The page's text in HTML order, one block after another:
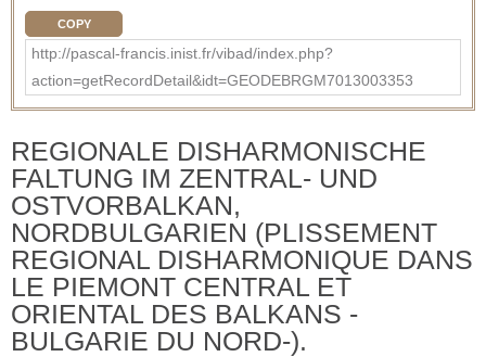
COPY
http://pascal-francis.inist.fr/vibad/index.php?
action=getRecordDetail&idt=GEODEBRGM7013003353
REGIONALE DISHARMONISCHE
FALTUNG IM ZENTRAL- UND
OSTVORBALKAN,
NORDBULGARIEN (PLISSEMENT
REGIONAL DISHARMONIQUE DANS
LE PIEMONT CENTRAL ET
ORIENTAL DES BALKANS -
BULGARIE DU NORD-).